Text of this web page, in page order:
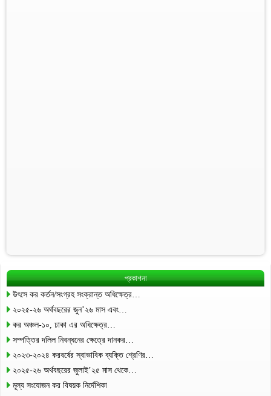
প্রকাশনা
উৎসে কর কর্তন/সংগ্রহ সংক্রান্ত অধিক্ষেত্র…
২০২৫-২৬ অর্থবছরের জুন’২৬ মাস এবং…
কর অঞ্চল-১০, ঢাকা এর অধিক্ষেত্র…
সম্পত্তির দলিল নিবন্ধনের ক্ষেত্রে দানকর…
২০২৩-২০২৪ করবর্ষের স্বাভাবিক ব্যক্তি শ্রেণির…
২০২৫-২৬ অর্থবছরের জুলাই’২৫ মাস থেকে…
মূল্য সংযোজন কর বিষয়ক নির্দেশিকা